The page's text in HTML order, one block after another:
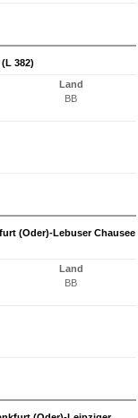
382)
Land
BB
(Oder)-Lebuser Chausee
Land
BB